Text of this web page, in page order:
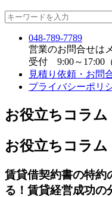
048-789-7789
営業のお問合せは
受付 9:00～17:00
見積り依頼・お問
プライバシーポリ
お役立ちコラム
お役立ちコラム
賃貸借契約書の特約
る！賃貸経営成功の